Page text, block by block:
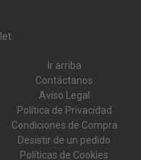
Ir arriba
Contáctanos
Aviso Legal
Política de Privacidad
Condiciones de Compra
Desistir de un pedido
Políticas de Cookies